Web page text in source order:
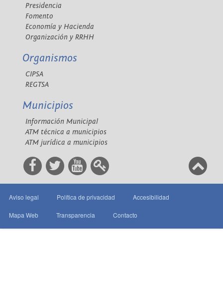
Presidencia
Fomento
Economía y Hacienda
Organización y RRHH
Organismos
CIPSA
REGTSA
Municipios
Información Municipal
ATM técnica a municipios
ATM jurídica a municipios
Aviso legal Política de privacidad Accesibilidad
Mapa Web Transparencia Contacto